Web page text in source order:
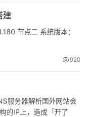
建
节点二 系统版本：
920
服务器解析国外网站会
的IP上，造成「开了